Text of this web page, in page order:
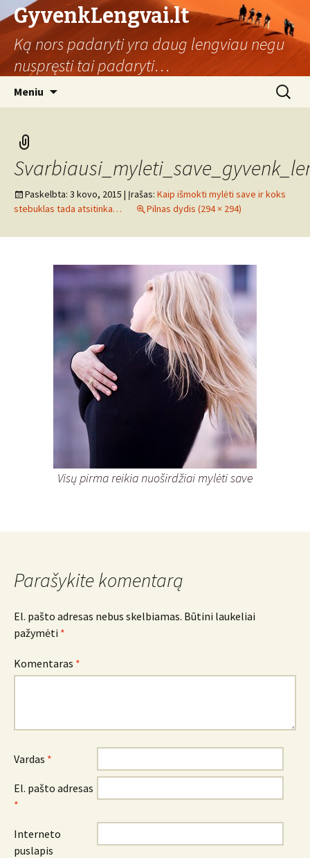
GyvenkLengvai.lt
Ką nors padaryti yra daug lengviau negu
nuspręsti tai padaryti…
Meniu Ieškoti:
Paskelbta: 3 kovo, 2015 | Įrašas: Kaip išmokti mylėti save ir koks
stebuklas tada atsitinka…
Pilnas dydis (294 × 294)
Visų pirma reikia nuoširdžiai mylėti save
Parašykite komentarą
El. pašto adresas nebus skelbiamas. Būtini laukeliai
pažymėti *
Komentaras *
Vardas *
El. pašto adresas
*
Interneto
puslapis